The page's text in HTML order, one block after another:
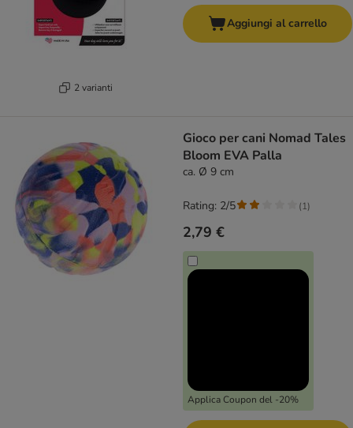
2 varianti
Aggiungi al carrello
Gioco per cani Nomad Tales
Bloom EVA Palla
ca. Ø 9 cm
2,79 €
Applica Coupon del -20%
Rating: 2/5 (1)